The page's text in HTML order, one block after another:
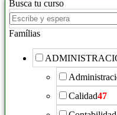
Busca tu curso
Famílias
Calidad47